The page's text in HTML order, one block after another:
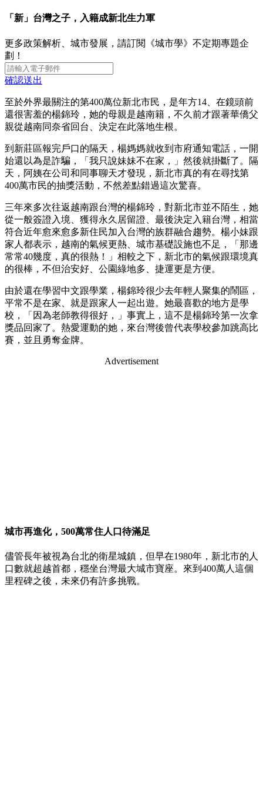
「新」台灣之子，入籍成新北生力軍
更多政策解析、城市發展，請訂閱《城市學》不定期專題企
劃！
確認送出
至於外界最關注的第400萬位新北市民，是年方14、在鏡頭前
還很害羞的楊錦玲，她的母親是越南籍，不久前才跟著華僑父
親從越南同奈省回台、決定在此落地生根。
到新莊區報完戶口的隔天，楊媽媽就收到市府通知電話，一開
始還以為是詐騙，「我只說妹妹不在家，」然後就掛斷了。隔
天，阿姨在公司和同事聊天才發現，新北市真的有在尋找第
400萬市民的抽獎活動，不然差點錯過這次驚喜。
三年來多次往返越南跟台灣的楊錦玲，對新北市並不陌生，她
從一般簽證入境、獲得永久居留證、最後決定入籍台灣，相當
符合近年愈來愈多新住民加入台灣的族群融合趨勢。楊小妹跟
家人都表示，越南的氣候更熱、城市基礎設施也不足，「那邊
常常40幾度，真的很熱！」相較之下，新北市的氣候跟環境真
的很棒，不但治安好、公園綠地多、捷運更是方便。
由於還在學習中文跟學業，楊錦玲很少去年輕人聚集的鬧區，
平常不是在家、就是跟家人一起出遊。她最喜歡的地方是學
校，「因為老師教得很好，」事實上，這不是楊錦玲第一次拿
獎品回家了。熱愛運動的她，來台灣後曾代表學校參加跳高比
賽，並且勇奪金牌。
Advertisement
城市再進化，500萬常住人口待滿足
儘管長年被視為台北的衛星城鎮，但早在1980年，新北市的人
口數就超越首都，穩坐台灣最大城市寶座。來到400萬人這個
里程碑之後，未來仍有許多挑戰。